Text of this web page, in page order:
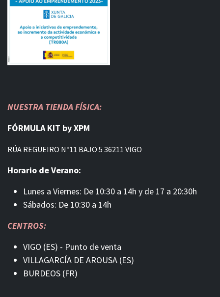
NUESTRA TIENDA FÍSICA:
FÓRMULA KIT by XPM
RÚA REGUEIRO Nº11 BAJO 5 36211 VIGO
Horario de Verano:
Lunes a Viernes: De 10:30 a 14h y de 17 a 20:30h
Sábados: De 10:30 a 14h
CENTROS:
VIGO (ES) - Punto de venta
VILLAGARCÍA DE AROUSA (ES)
BURDEOS (FR)